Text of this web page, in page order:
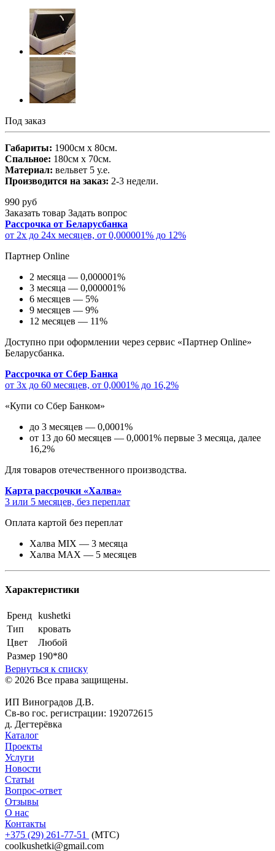
Под заказ
Габариты: 1900cм x 80cм.
Спальное: 180cм x 70cм.
Материал: вельвет 5 у.е.
Производится на заказ: 2-3 недели.
990 руб
Заказать товар Задать вопрос
Рассрочка от Беларусбанка
от 2х до 24х месяцев, от 0,000001% до 12%
Партнер Online
2 месяца — 0,000001%
3 месяца — 0,000001%
6 месяцев — 5%
9 месяцев — 9%
12 месяцев — 11%
Доступно при оформлении через сервис «Партнер Online»
Беларусбанка.
Рассрочка от Сбер Банка
от 3х до 60 месяцев, от 0,0001% до 16,2%
«Купи со Сбер Банком»
до 3 месяцев — 0,0001%
от 13 до 60 месяцев — 0,0001% первые 3 месяца, далее
16,2%
Для товаров отечественного производства.
Карта рассрочки «Халва»
3 или 5 месяцев, без переплат
Оплата картой без переплат
Халва MIX — 3 месяца
Халва MAX — 5 месяцев
Характеристики
Бренд kushetki
Тип
кровать
Цвет
Любой
Размер 190*80
Вернуться к списку
© 2026 Все права защищены.
ИП Виноградов Д.В.
Св-во гос. регистрации: 192072615
д. Дегтерёвка
Каталог
Проекты
Услуги
Новости
Статьи
Вопрос-ответ
Отзывы
О нас
Контакты
+375 (29) 261-77-51
(МТС)
coolkushetki@gmail.com